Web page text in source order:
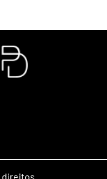
direitos